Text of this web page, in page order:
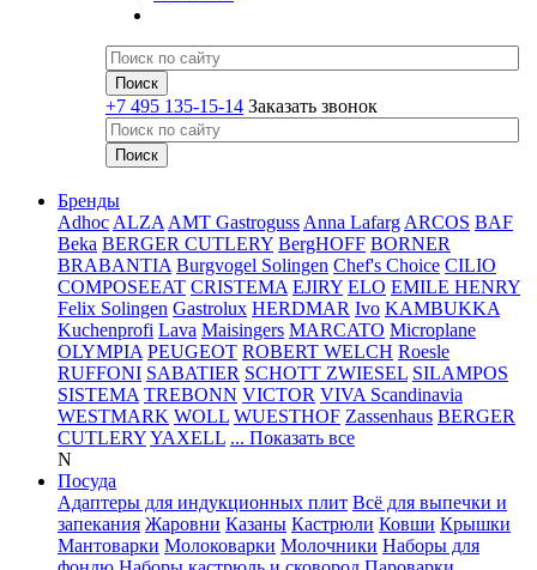
+7 495 135-15-14 Заказать звонок
Бренды
Adhoc ALZA AMT Gastroguss Anna Lafarg ARCOS BAF
Beka BERGER CUTLERY BergHOFF BORNER
BRABANTIA Burgvogel Solingen Chef's Choice CILIO
COMPOSEEAT CRISTEMA EJIRY ELO EMILE HENRY
Felix Solingen Gastrolux HERDMAR Ivo KAMBUKKA
Kuchenprofi Lava Maisingers MARCATO Microplane
OLYMPIA PEUGEOT ROBERT WELCH Roesle
RUFFONI SABATIER SCHOTT ZWIESEL SILAMPOS
SISTEMA TREBONN VICTOR VIVA Scandinavia
WESTMARK WOLL WUESTHOF Zassenhaus BERGER
CUTLERYYAXELL ... Показать все
N
Посуда
Адаптеры для индукционных плит Всё для выпечки и
запекания Жаровни Казаны Кастрюли Ковши Крышки
Мантоварки Молоковарки Молочники Наборы для